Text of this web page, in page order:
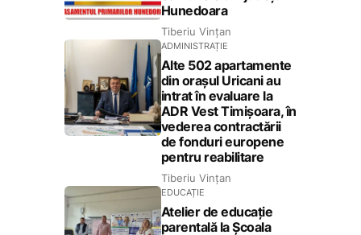
Hunedoara
Tiberiu Vințan
ADMINISTRAȚIE
Alte 502 apartamente
din orașul Uricani au
intrat în evaluare la
ADR Vest Timișoara, în
vederea contractării
de fonduri europene
pentru reabilitare
Tiberiu Vințan
EDUCAȚIE
Atelier de educație
parentală la Școala